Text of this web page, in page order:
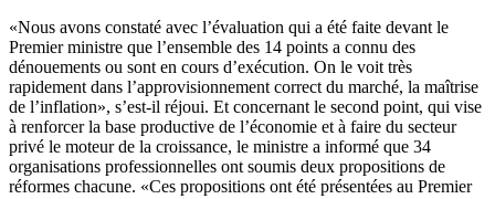
«Nous avons constaté avec l’évaluation qui a été faite devant le
Premier ministre que l’ensemble des 14 points a connu des
dénouements ou sont en cours d’exécution. On le voit très
rapidement dans l’approvisionnement correct du marché, la maîtrise
de l’inflation», s’est-il réjoui. Et concernant le second point, qui vise
à renforcer la base productive de l’économie et à faire du secteur
privé le moteur de la croissance, le ministre a informé que 34
organisations professionnelles ont soumis deux propositions de
réformes chacune. «Ces propositions ont été présentées au Premier